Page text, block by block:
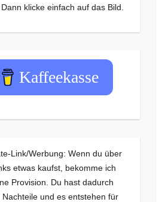
klicke einfach auf das Bild.
Kaffeekasse
Link/Werbung: Wenn du über
etwas kaufst, bekomme ich
Provision. Du hast dadurch
Nachteile und es entstehen für